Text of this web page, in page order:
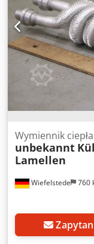
Wiefelstede 760
Wymiennik ciepła
unbekannt
Lamellen